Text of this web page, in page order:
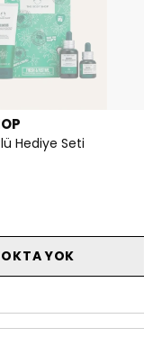
Hediye Seti
YOK